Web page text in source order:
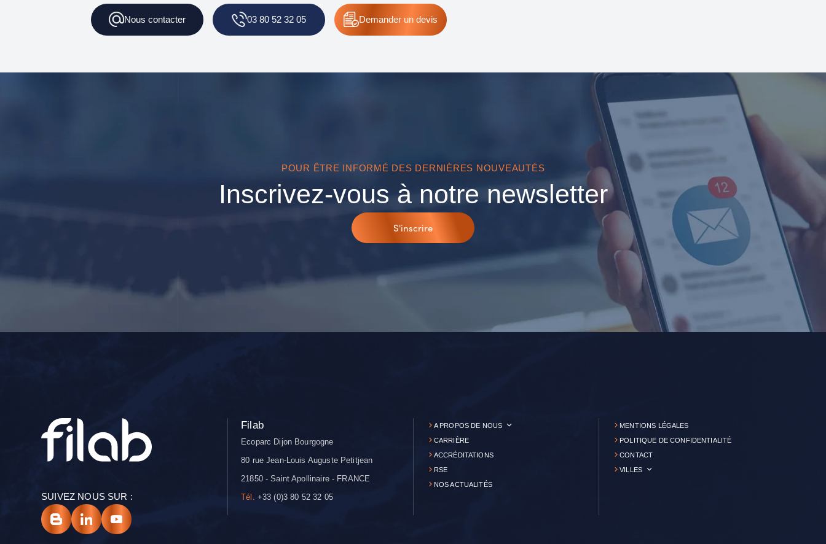
Nous contacter 03 80 52 32 05 Demanderun devis
POUR ÊTRE INFORMÉ DES DERNIÈRES NOUVEAUTÉS
Inscrivez-vous à notre newsletter
S'inscrire
SUIVEZ NOUS SUR :
Filab
Ecoparc Dijon Bourgogne
80 rue Jean-Louis Auguste Petitjean
21850 - Saint Apollinaire - FRANCE
Tél.
+33 (0)3 80 52 32 05
A PROPOS DE NOUS
CARRIÈRE
ACCRÉDITATIONS
RSE
NOS ACTUALITÉS
MENTIONS LÉGALES
POLITIQUE DE CONFIDENTIALITÉ
CONTACT
VILLES